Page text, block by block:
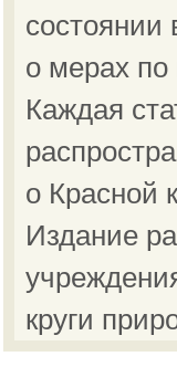
состоянии
о мерах по
Каждая
о Красной
Издание
круги